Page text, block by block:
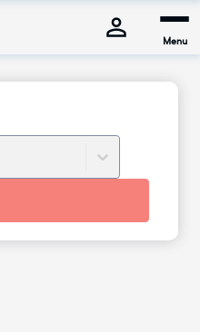
Menu